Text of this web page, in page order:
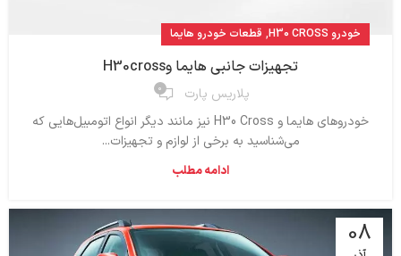
خودرو H30 CROSS , قطعات خودرو هایما
تجهیزات جانبی هایما وH30cross
پلاریس پارت ۰
خودروهای هایما و H30 Cross نیز مانند دیگر انواع اتومبیل‌هایی که
می‌شناسید به برخی از لوازم و تجهیزات...
ادامه مطلب
08